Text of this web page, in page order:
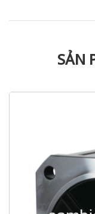
SẢN